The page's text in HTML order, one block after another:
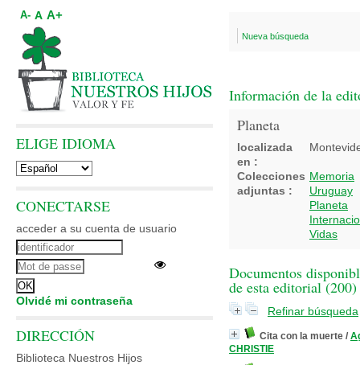
Nueva búsqueda
Información de la
Planeta
localizada
en :
Colecciones
adjuntas :
Memoria
Uruguay
Planeta
Vidas
Documentos
de esta editorial (200)
Refinar búsqueda
Cita con la muerte /
CHRISTIE
A- A A+
ELIGE IDIOMA
CONECTARSE
acceder a su cuenta de usuario
Olvidé mi contraseña
DIRECCIÓN
Biblioteca Nuestros Hijos